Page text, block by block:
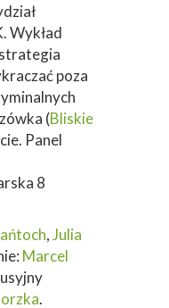
Wykład
poza
(Bliskie
Panel
8
,Julia
Marcel
.